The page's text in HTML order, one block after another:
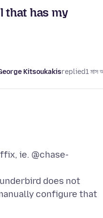
that has my
Kitsoukakisreplied1 মাস
ie. @chase-
does not
configure that